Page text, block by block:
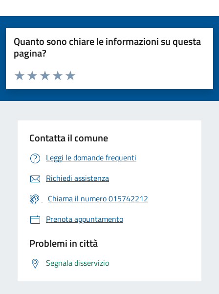
Quanto sono chiare le informazioni su questa
pagina?
Valuta da 1 a 5 stelle la pagina
Valuta 5 stelle su 5
Valuta 4 stelle su 5
Valuta 3 stelle su 5
Valuta 2 stelle su 5
Valuta 1 stelle su 5
Contatta il comune
Leggi le domande frequenti
Richiedi assistenza
Chiama il numero 015742212
Prenota appuntamento
Problemi in città
Segnala disservizio